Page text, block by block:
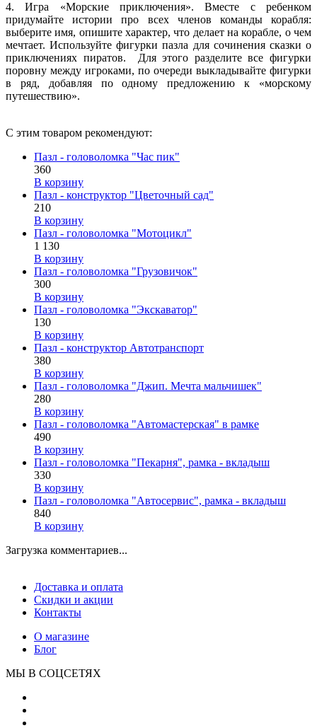
4. Игра «Морские приключения». Вместе с ребенком
придумайте истории про всех членов команды корабля:
выберите имя, опишите характер, что делает на корабле, о чем
мечтает. Используйте фигурки пазла для сочинения сказки о
приключениях пиратов. Для этого разделите все фигурки
поровну между игроками, по очереди выкладывайте фигурки
в ряд, добавляя по одному предложению к «морскому
путешествию».
С этим товаром рекомендуют:
Пазл - головоломка "Час пик"
360
В корзину
Пазл - конструктор "Цветочный сад"
210
В корзину
Пазл - головоломка "Мотоцикл"
1 130
В корзину
Пазл - головоломка "Грузовичок"
300
В корзину
Пазл - головоломка "Экскаватор"
130
В корзину
Пазл - конструктор Автотранспорт
380
В корзину
Пазл - головоломка "Джип. Мечта мальчишек"
280
В корзину
Пазл - головоломка "Автомастерская" в рамке
490
В корзину
Пазл - головоломка "Пекарня", рамка - вкладыш
330
В корзину
Пазл - головоломка "Автосервис", рамка - вкладыш
840
В корзину
Загрузка комментариев...
Доставка и оплата
Скидки и акции
Контакты
О магазине
Блог
МЫ В СОЦСЕТЯХ